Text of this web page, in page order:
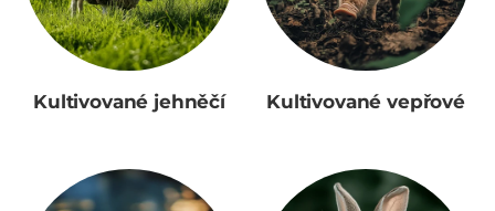
Kultivované jehněčí Kultivované vepřové